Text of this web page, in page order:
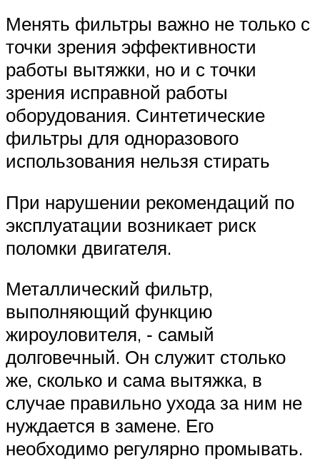
Менять фильтры важно не только с
точки зрения эффективности
работы вытяжки, но и с точки
зрения исправной работы
оборудования. Синтетические
фильтры для одноразового
использования нельзя стирать
При нарушении рекомендаций по
эксплуатации возникает риск
поломки двигателя.
Металлический фильтр,
выполняющий функцию
жироуловителя, ‑ самый
долговечный. Он служит столько
же, сколько и сама вытяжка, в
случае правильно ухода за ним не
нуждается в замене. Его
необходимо регулярно промывать.